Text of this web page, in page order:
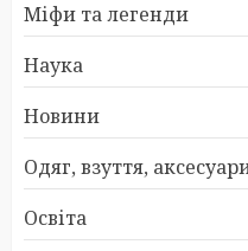
Міфи та легенди
Наука
Новини
Одяг, взуття,
Освіта